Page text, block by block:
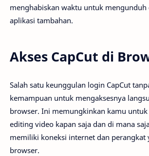
menghabiskan waktu untuk mengunduh
aplikasi tambahan.
Akses CapCut di
Salah satu keunggulan login CapCut
kemampuan untuk mengaksesnya
browser. Ini memungkinkan kamu
editing video kapan saja dan di mana
memiliki koneksi internet dan perangkat
browser.